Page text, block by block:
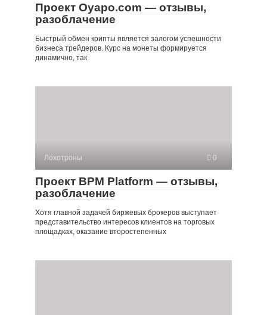
Проект Oyapo.com — отзывы,
разоблачение
Быстрый обмен крипты является залогом успешности
бизнеса трейдеров. Курс на монеты формируется
динамично, так
Лохотроны 0
Проект BPM Platform — отзывы,
разоблачение
Хотя главной задачей биржевых брокеров выступает
представительство интересов клиентов на торговых
площадках, оказание второстепенных